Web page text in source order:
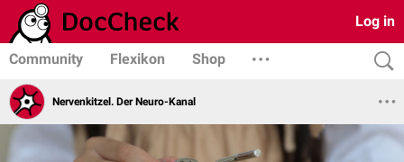
Log in
Community Flexikon Shop
Nervenkitzel. Der Neuro-Kanal